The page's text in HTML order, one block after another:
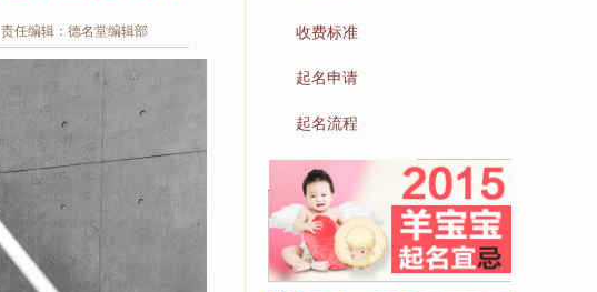
责任编辑：德名堂编辑部 ▶
收费标准
▶
起名申请
▶
起名流程
▶